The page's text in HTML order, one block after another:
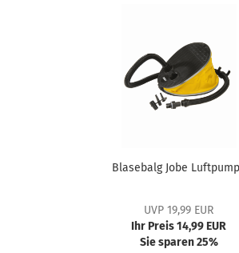
Blasebalg Jobe
UVP 19,99 EUR
Ihr Preis 14,99 EUR
Sie sparen 25%